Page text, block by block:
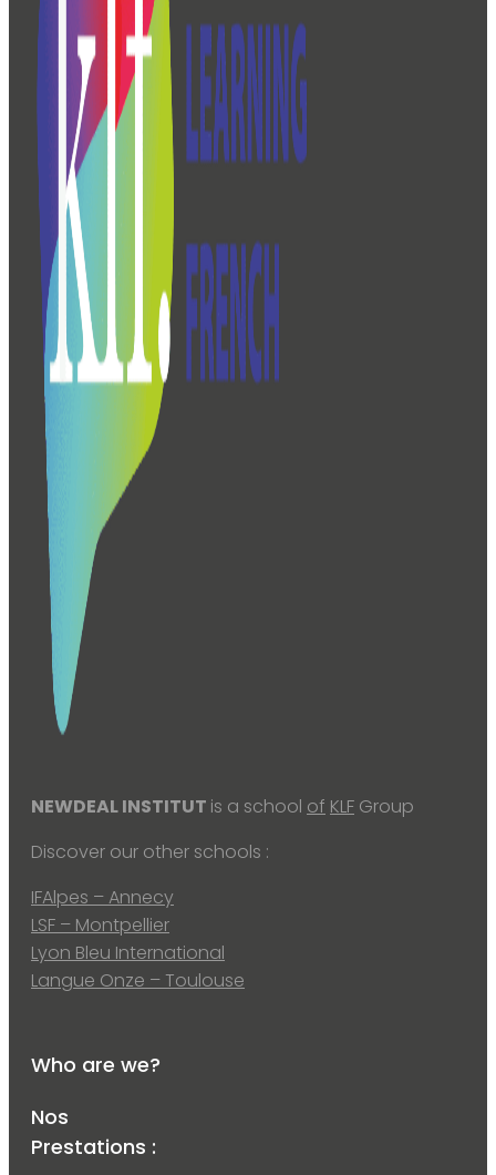
NEWDEAL INSTITUT is a school of KLF Group
Discover our other schools :
IFAlpes – Annecy
LSF – Montpellier
Lyon Bleu International
Langue Onze – Toulouse
Who are we?
Nos
Prestations :